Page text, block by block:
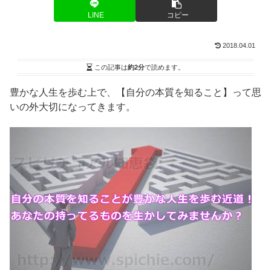
LINE コピー
2018.04.01
この記事は約2分で読めます。
豊かな人生を歩む上で、【自分の本質を知ること】って思
いの外大切になってきます。